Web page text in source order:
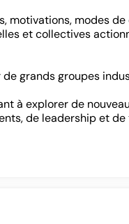
motivations, modes
et collectives
de grands groupes
à explorer de
de leadership et
e-mail valide ?
rh.com